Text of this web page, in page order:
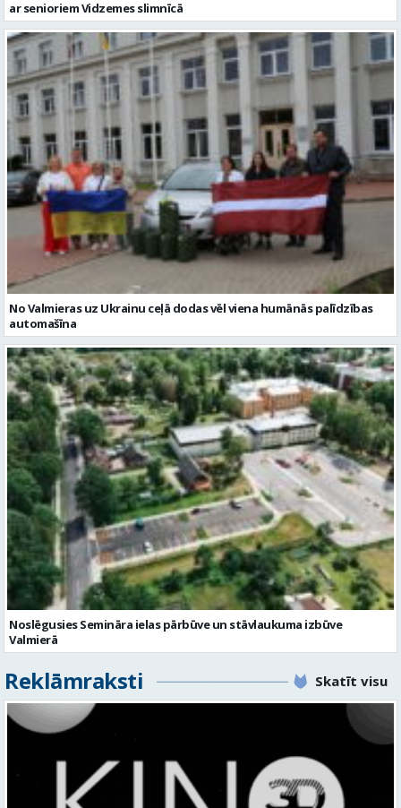
ar senioriem Vidzemes slimnīcā
No Valmieras uz Ukrainu ceļā dodas vēl viena humānās palīdzības
automašīna
Noslēgusies Semināra ielas pārbūve un stāvlaukuma izbūve
Valmierā
Reklāmraksti Skatīt visu